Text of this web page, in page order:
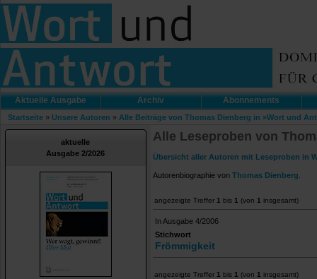
Aktuelle Ausgabe Archiv Abonnements
Startseite » Unsere Autoren » Alle Beiträge von Thomas Dienberg in »Wort und
aktuelle
Ausgabe 2/2026
Alle Leseproben von
Übersicht aller Autoren mit Leseproben in
Autorenbiographie von Thomas Dienberg
angezeigte Treffer 1 bis 1 (von 1 insgesamt)
In Ausgabe 4/2006
Stichwort
Frömmigkeit
angezeigte Treffer 1 bis 1 (von 1 insgesamt)